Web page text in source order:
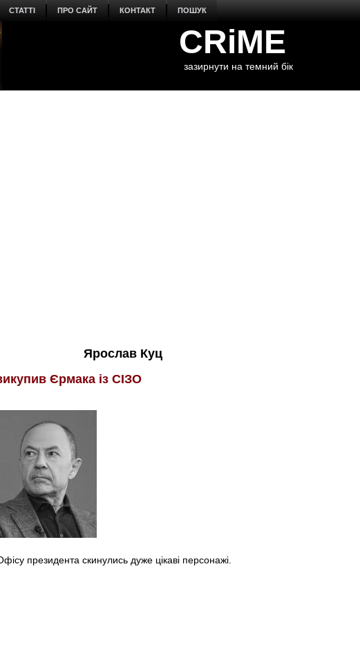
СТАТТІ ПРО САЙТ КОНТАКТ ПОШУК
CRiME
зазирнути на темний бік
Ярослав Куц
Єрмака із СІЗО
президента скинулись дуже цікаві персонажі.